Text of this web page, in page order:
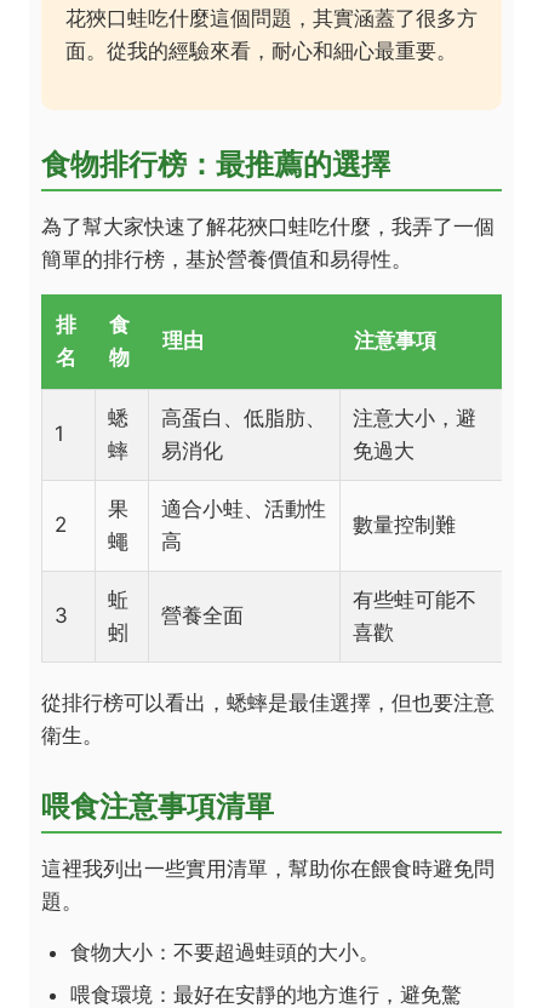
花狹口蛙吃什麼這個問題，其實涵蓋了很多方
面。從我的經驗來看，耐心和細心最重要。
食物排行榜：最推薦的選擇
為了幫大家快速了解花狹口蛙吃什麼，我弄了一個
簡單的排行榜，基於營養價值和易得性。
排
名
食
物
理由 注意事項
1
蟋
蟀
高蛋白、低脂肪、
易消化
注意大小，避
免過大
2
果
蠅
適合小蛙、活動性
高
數量控制難
3
蚯
蚓
營養全面
有些蛙可能不
喜歡
從排行榜可以看出，蟋蟀是最佳選擇，但也要注意
衛生。
喂食注意事項清單
這裡我列出一些實用清單，幫助你在餵食時避免問
題。
食物大小：不要超過蛙頭的大小。
喂食環境：最好在安靜的地方進行，避免驚